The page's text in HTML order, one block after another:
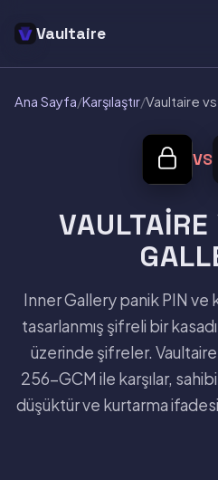
Vaultaire
Ana Sayfa/Karşılaştır/Vaultaire
VS
Inner Gallery panik PIN ve
tasarlanmış şifreli bir
üzerinde şifreler.
256-GCM ile karşılar,
düşüktür ve kurtarma ifadesi